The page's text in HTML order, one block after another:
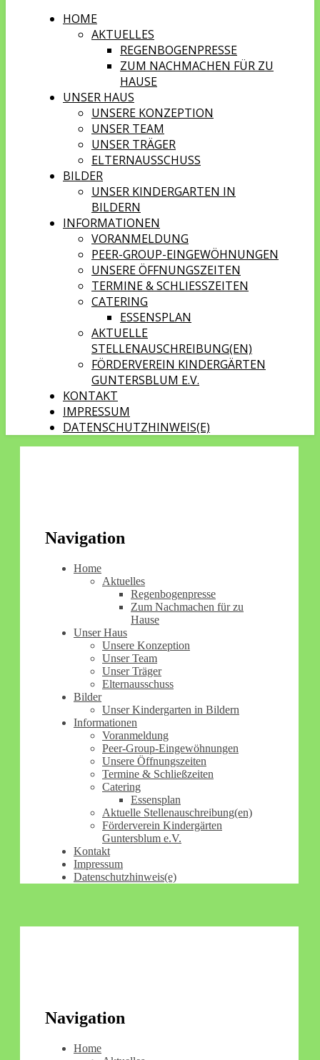
HOME
AKTUELLES
REGENBOGENPRESSE
ZUM NACHMACHEN FÜR ZU
HAUSE
UNSER HAUS
UNSERE KONZEPTION
UNSER TEAM
UNSER TRÄGER
ELTERNAUSSCHUSS
BILDER
UNSER KINDERGARTEN IN
BILDERN
INFORMATIONEN
VORANMELDUNG
PEER-GROUP-EINGEWÖHNUNGEN
UNSERE ÖFFNUNGSZEITEN
TERMINE & SCHLIESSZEITEN
CATERING
ESSENSPLAN
AKTUELLE
STELLENAUSCHREIBUNG(EN)
FÖRDERVEREIN KINDERGÄRTEN
GUNTERSBLUM E.V.
KONTAKT
IMPRESSUM
DATENSCHUTZHINWEIS(E)
Navigation
Home
Aktuelles
Regenbogenpresse
Zum Nachmachen für zu
Hause
Unser Haus
Unsere Konzeption
Unser Team
Unser Träger
Elternausschuss
Bilder
Unser Kindergarten in Bildern
Informationen
Voranmeldung
Peer-Group-Eingewöhnungen
Unsere Öffnungszeiten
Termine & Schließzeiten
Catering
Essensplan
Aktuelle Stellenauschreibung(en)
Förderverein Kindergärten
Guntersblum e.V.
Kontakt
Impressum
Datenschutzhinweis(e)
Navigation
Home